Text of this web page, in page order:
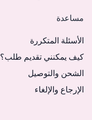
مساعدة
الأسئلة المتكررة
كيف يمكنني تقديم طلب؟
الشحن والتوصيل
الإرجاع والإلغاء